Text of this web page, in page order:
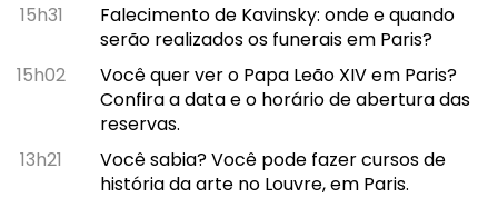
15h31
Falecimento de Kavinsky: onde e quando
serão realizados os funerais em Paris?
15h02
Você quer ver o Papa Leão XIV em Paris?
Confira a data e o horário de abertura das
reservas.
13h21
Você sabia? Você pode fazer cursos de
história da arte no Louvre, em Paris.